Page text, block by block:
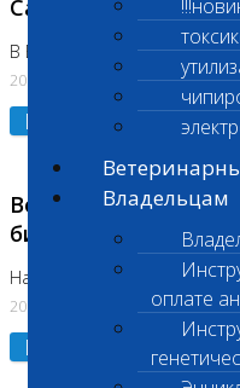
Владельцам
оплате
Санитарный день
В Бутово 21.07.2026
20.07.2026
Подробнее
Возобновлено
биохимических
На Нагорной
20.07.2026
Подробнее